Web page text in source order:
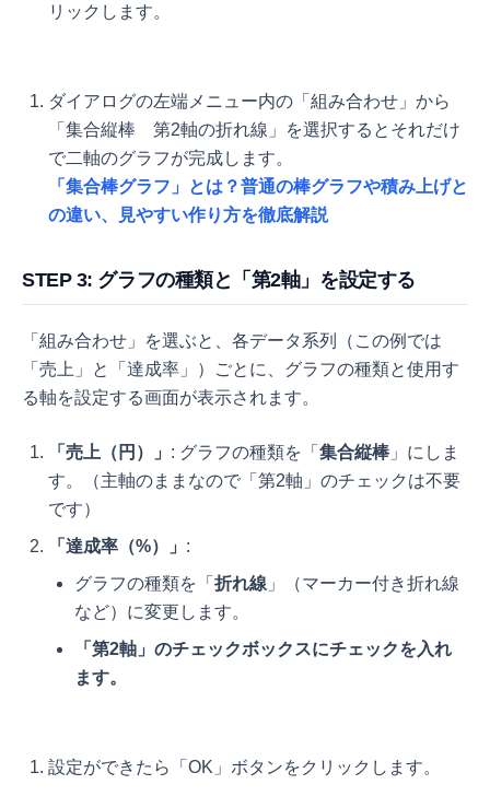
リックします。
ダイアログの左端メニュー内の「組み合わせ」から
「集合縦棒 第2軸の折れ線」を選択するとそれだけ
で二軸のグラフが完成します。
「集合棒グラフ」とは？普通の棒グラフや積み上げと
の違い、見やすい作り方を徹底解説
STEP 3: グラフの種類と「第2軸」を設定する
「組み合わせ」を選ぶと、各データ系列（この例では
「売上」と「達成率」）ごとに、グラフの種類と使用す
る軸を設定する画面が表示されます。
「売上（円）」 : グラフの種類を「 集合縦棒 」にしま
す。（主軸のままなので「第2軸」のチェックは不要
です）
「達成率（%）」 :
グラフの種類を「 折れ線 」（マーカー付き折れ線
など）に変更します。
「第2軸」のチェックボックスにチェックを入れ
ます。
設定ができたら「OK」ボタンをクリックします。